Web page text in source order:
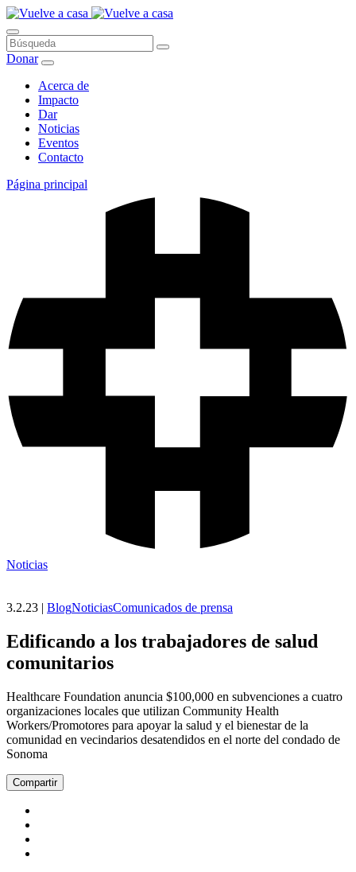
Saltar
al
contenido
Búsqueda
Donar
Acerca de
Impacto
Dar
Noticias
Eventos
Contacto
Página principal
Noticias
3.2.23 | BlogNoticiasComunicados de prensa
Edificando a los trabajadores de salud
comunitarios
Healthcare Foundation anuncia $100,000 en subvenciones a cuatro
organizaciones locales que utilizan Community Health
Workers/Promotores para apoyar la salud y el bienestar de la
comunidad en vecindarios desatendidos en el norte del condado de
Sonoma
Compartir